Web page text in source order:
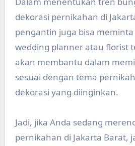
dekorasi pernikahan di
pengantin juga bisa
wedding planner atau florist
akan membantu dalam
sesuai dengan tema
dekorasi yang diinginkan.
Jadi, jika Anda sedang
pernikahan di Jakarta Barat,